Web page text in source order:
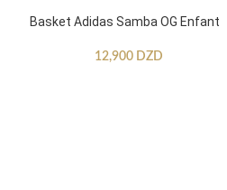
Basket Adidas Samba OG Enfant
12,900 DZD